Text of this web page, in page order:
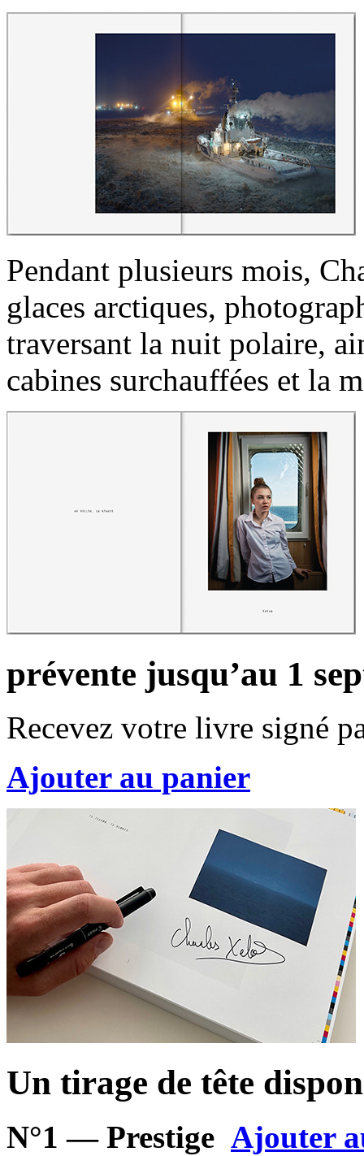
Pendant plusieurs mois,
glaces arctiques,
traversant la nuit polaire,
cabines surchauffées et la
prévente jusqu’au 1
Recevez votre livre signé
Ajouter au panier
Un tirage de tête
N°1 — Prestige Ajouter